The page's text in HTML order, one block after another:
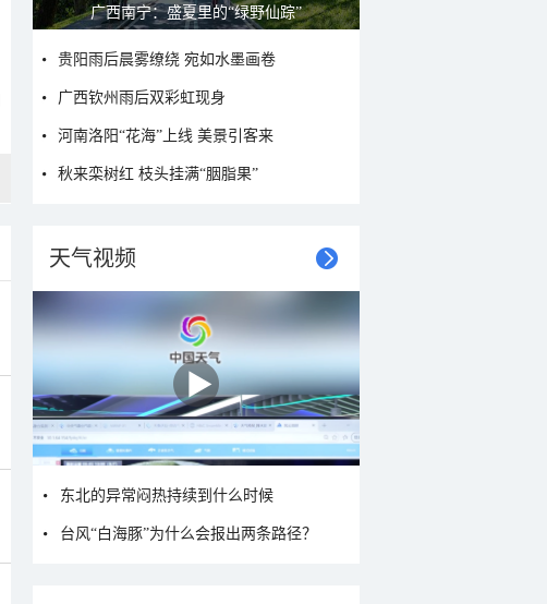
呼伦贝尔草原 藏着最治愈的蓝天白云
贵阳雨后晨雾缭绕 宛如水墨画卷
广西钦州雨后双彩虹现身
河南洛阳“花海”上线 美景引客来
秋来栾树红 枝头挂满“胭脂果”
天气视频
东北的异常闷热持续到什么时候
台风“白海豚”为什么会报出两条路径？